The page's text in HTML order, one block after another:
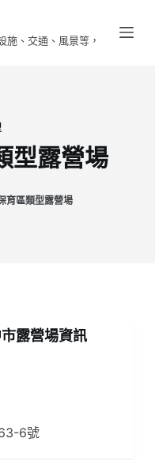
施、交通、風景等，
型露營場
育區類型露營場
露營場資訊
6號